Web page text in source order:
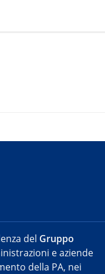
del Gruppo
e aziende
della PA, nei